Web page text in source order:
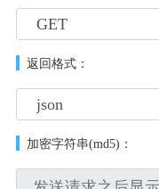
返回格式：
加密字符串(md5)：